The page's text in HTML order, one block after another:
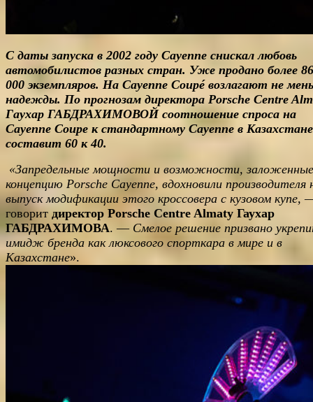
С даты запуска в 2002 году Cayenne снискал любовь
автомобилистов разных стран. Уже продано более
000 экземпляров. На Cayenne Coupé возлагают не
надежды. По прогнозам директора Porsche Centre
Гаухар ГАБДРАХИМОВОЙ соотношение спроса на
Cayenne Coupe к стандартному Cayenne в Казахстане
составит 60 к 40.
«Запредельные мощности и возможности,
концепцию Porsche Cayenne, вдохновили производителя
выпуск модификации этого кроссовера с кузовом купе,
говорит директор Porsche Centre Almaty Гаухар
ГАБДРАХИМОВА. — Смелое решение призвано
имидж бренда как люксового спорткара в мире и в
Казахстане».